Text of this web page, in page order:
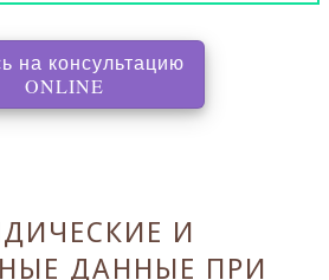
на консультацию
ONLINE, перенаправляет на
И
ДАННЫЕ ПРИ